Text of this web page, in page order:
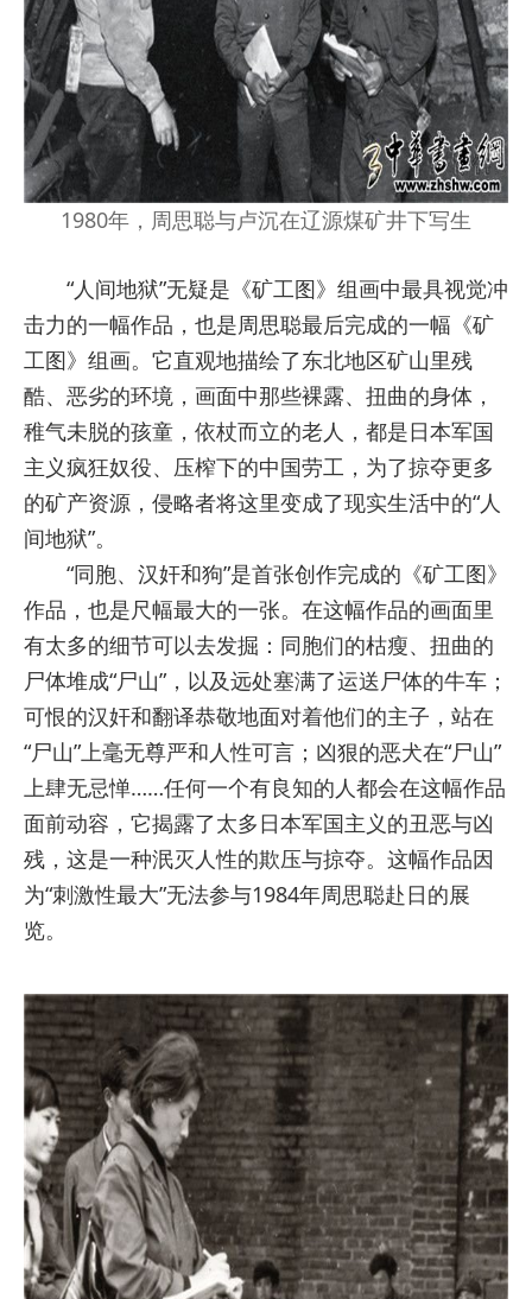
1980年，周思聪与卢沉在辽源煤矿井下写生
“人间地狱”无疑是《矿工图》组画中最具视觉冲
击力的一幅作品，也是周思聪最后完成的一幅《矿
工图》组画。它直观地描绘了东北地区矿山里残
酷、恶劣的环境，画面中那些裸露、扭曲的身体，
稚气未脱的孩童，依杖而立的老人，都是日本军国
主义疯狂奴役、压榨下的中国劳工，为了掠夺更多
的矿产资源，侵略者将这里变成了现实生活中的“人
间地狱”。
“同胞、汉奸和狗”是首张创作完成的《矿工图》
作品，也是尺幅最大的一张。在这幅作品的画面里
有太多的细节可以去发掘：同胞们的枯瘦、扭曲的
尸体堆成“尸山”，以及远处塞满了运送尸体的牛车；
可恨的汉奸和翻译恭敬地面对着他们的主子，站在
“尸山”上毫无尊严和人性可言；凶狠的恶犬在“尸山”
上肆无忌惮……任何一个有良知的人都会在这幅作品
面前动容，它揭露了太多日本军国主义的丑恶与凶
残，这是一种泯灭人性的欺压与掠夺。这幅作品因
为“刺激性最大”无法参与1984年周思聪赴日的展
览。